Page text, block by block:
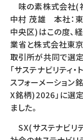
味の素株式会社(
中村 茂雄 本社：
中央区)はこの度、
業省と株式会社東
取引所が共同で選
「サステナビリティ・
スフォーメーション
X銘柄)2026」に選
ました。
SX(サステナビリテ